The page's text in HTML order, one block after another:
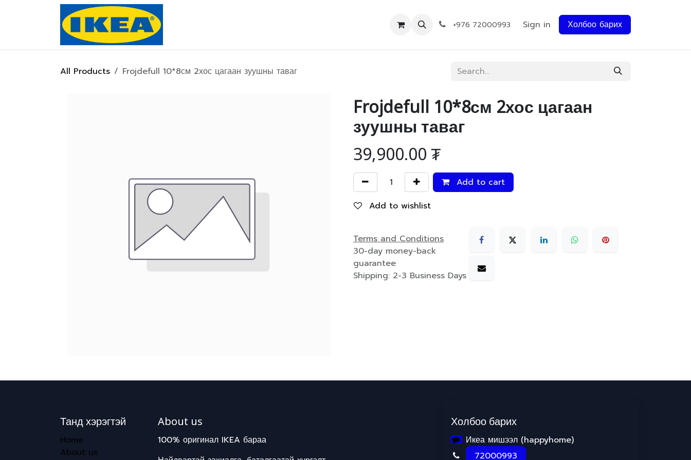
Skip to Content
+976 72000993 Sign in Холбоо барих
All Products Frojdefull 10*8см 2хос цагаан зуушны таваг
Frojdefull 10*8см 2хос цагаан
зуушны таваг
39,900.00₮
Add to cart
Add to wishlist
Terms and Conditions
30-day money-back
guarantee
Shipping: 2-3 Business Days
Танд хэрэгтэй
Home
About us
About us
100% оригинал IKEA бараа
Холбоо барих
Икеа мишээл (happyhome)
72000993